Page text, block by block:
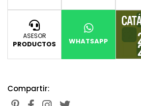
ASESOR
PRODUCTOS WHATSAPP
Compartir: